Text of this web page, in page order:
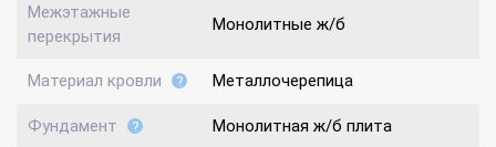
Межэтажные
перекрытия
Монолитные ж/б
Материал кровли Металлочерепица
Фундамент Монолитная ж/б плита